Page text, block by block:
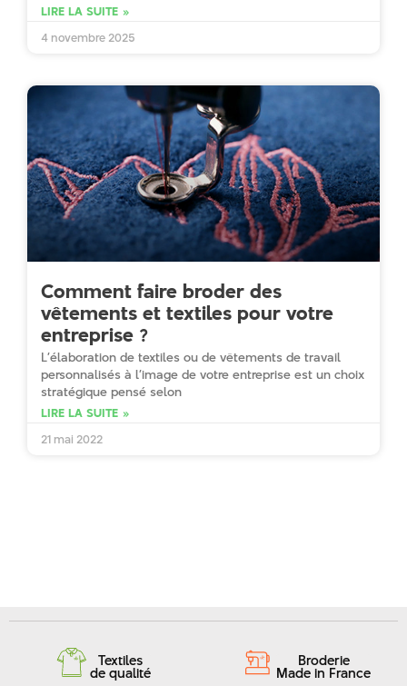
LIRE LA SUITE »
4 novembre 2025
Comment faire broder des
vêtements et textiles pour votre
entreprise ?
L’élaboration de textiles ou de vêtements de travail
personnalisés à l’image de votre entreprise est un choix
stratégique pensé selon
LIRE LA SUITE »
21 mai 2022
Textiles
de qualité
Broderie
Made in France